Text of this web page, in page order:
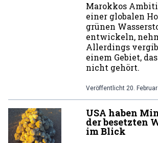
Marokkos
einer globalen
grünen
entwickeln,
Allerdings
einem Gebiet,
nicht gehört.
Veröffentlicht 20.
USA haben
der besetzten
im Blick